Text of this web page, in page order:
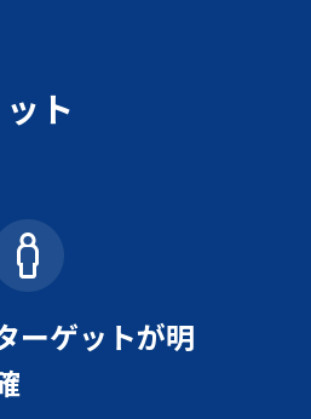
ト
ーゲットが明